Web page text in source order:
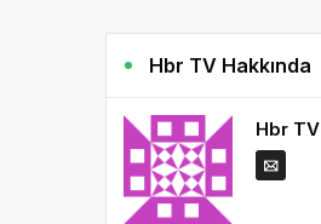
Hbr TV Hakkında
Hbr TV